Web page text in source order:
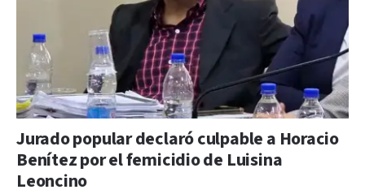
Jurado popular declaró culpable a Horacio
Benítez por el femicidio de Luisina
Leoncino